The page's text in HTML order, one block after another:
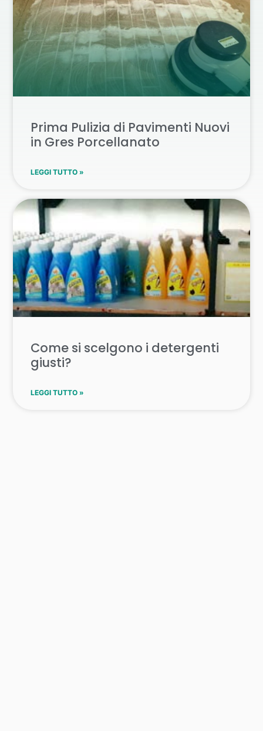
Prima Pulizia di Pavimenti Nuovi
in Gres Porcellanato
LEGGI TUTTO »
Come si scelgono i detergenti
giusti?
LEGGI TUTTO »